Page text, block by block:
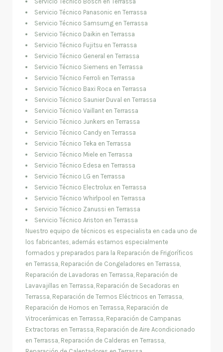
Servicio Técnico Panasonic en Terrassa
Servicio Técnico Samsumg en Terrassa
Servicio Técnico Daikin en Terrassa
Servicio Técnico Fujitsu en Terrassa
Servicio Técnico General en Terrassa
Servicio Técnico Siemens en Terrassa
Servicio Técnico Ferroli en Terrassa
Servicio Técnico Baxi Roca en Terrassa
Servicio Técnico Saunier Duval en Terrassa
Servicio Técnico Vaillant en Terrassa
Servicio Técnico Junkers en Terrassa
Servicio Técnico Candy en Terrassa
Servicio Técnico Teka en Terrassa
Servicio Técnico Miele en Terrassa
Servicio Técnico Edesa en Terrassa
Servicio Técnico LG en Terrassa
Servicio Técnico Electrolux en Terrassa
Servicio Técnico Whirlpool en Terrassa
Servicio Técnico Zanussi en Terrassa
Servicio Técnico Ariston en Terrassa
Nuestro equipo de técnicos es especialista en cada uno de
los fabricantes, además estamos especialmente
formados y preparados para la Reparación de Frigoríficos
en Terrassa, Reparación de Congeladores en Terrassa,
Reparación de Lavadoras en Terrassa, Reparación de
Lavavajillas en Terrassa, Reparación de Secadoras en
Terrassa, Reparación de Termos Eléctricos en Terrassa,
Reparación de Hornos en Terrassa, Reparación de
Vitrocerámicas en Terrassa, Reparación de Campanas
Extractoras en Terrassa, Reparación de Aire Acondicionado
en Terrassa, Reparación de Calderas en Terrassa,